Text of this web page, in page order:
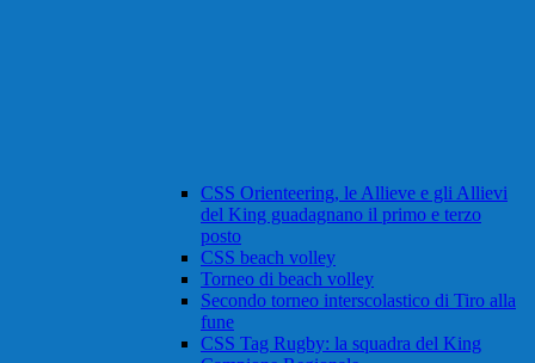
CSS Orienteering, le Allieve e gli Allievi
del King guadagnano il primo e terzo
posto
CSS beach volley
Torneo di beach volley
Secondo torneo interscolastico di Tiro alla
fune
CSS Tag Rugby: la squadra del King